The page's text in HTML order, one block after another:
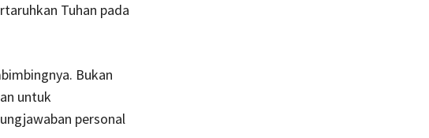
Tuhan pada
Bukan
untuk
personal